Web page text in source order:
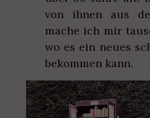
von ihnen aus
mache ich mir
wo es ein neues
bekommen kann.